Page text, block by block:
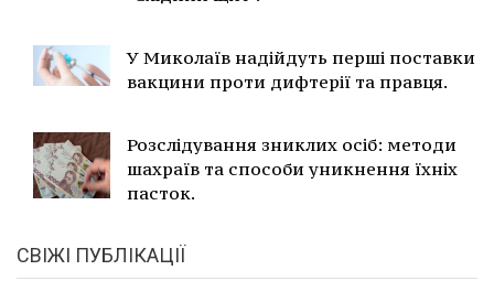
У Миколаїв надійдуть перші поставки
вакцини проти дифтерії та правця.
Розслідування зниклих осіб: методи
шахраїв та способи уникнення їхніх
пасток.
СВІЖІ ПУБЛІКАЦІЇ